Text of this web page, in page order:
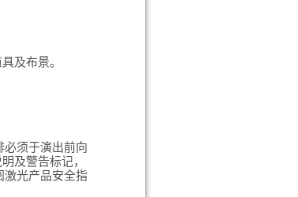
及布景。
须于演出前向
及警告标记，
激光产品安全指